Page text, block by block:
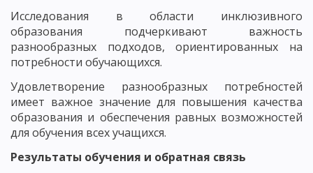
Исследования в области инклюзивного
образования подчеркивают важность
разнообразных подходов, ориентированных на
потребности обучающихся.
Удовлетворение разнообразных потребностей
имеет важное значение для повышения качества
образования и обеспечения равных возможностей
для обучения всех учащихся.
Результаты обучения и обратная связь